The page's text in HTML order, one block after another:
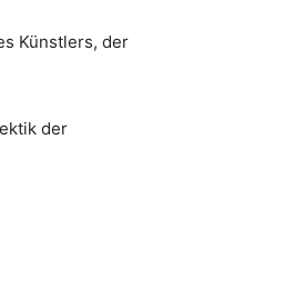
Künstlers, der
der